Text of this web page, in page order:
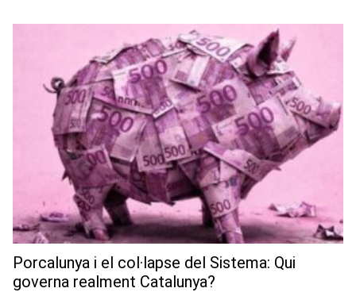
Porcalunya i el col·lapse del Sistema: Qui
governa realment Catalunya?